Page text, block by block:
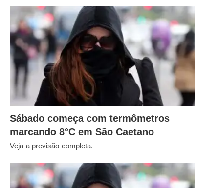
Sábado começa com termômetros
marcando 8°C em São Caetano
Veja a previsão completa.